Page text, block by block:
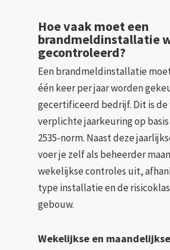
Hoe vaak moet een
brandmeldinstallatie
gecontroleerd?
Een brandmeldinstallatie
één keer per jaar worden
gecertificeerd bedrijf. Dit is
verplichte jaarkeuring op basis
2535-norm. Naast deze
voer je zelf als beheerder
wekelijkse controles uit,
type installatie en de
gebouw.
Wekelijkse en